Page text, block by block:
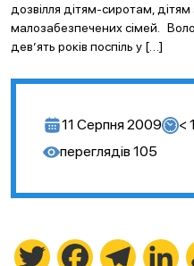
дозвілля дітям-сиротам, дітям
малозабезпечених сімей.
дев’ять років поспіль у […]
11 Серпня 2009 < 1
переглядів 105
Twitter FacebookTelegram